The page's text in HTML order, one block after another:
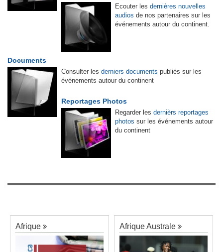
Ecouter les dernières nouvelles
audios de nos partenaires sur les
événements autour du continent.
Documents
Consulter les derniers documents publiés sur les
événements autour du continent
Reportages Photos
Regarder les dernièrs reportages
photos sur les événements autour
du continent
Afrique Afrique Australe